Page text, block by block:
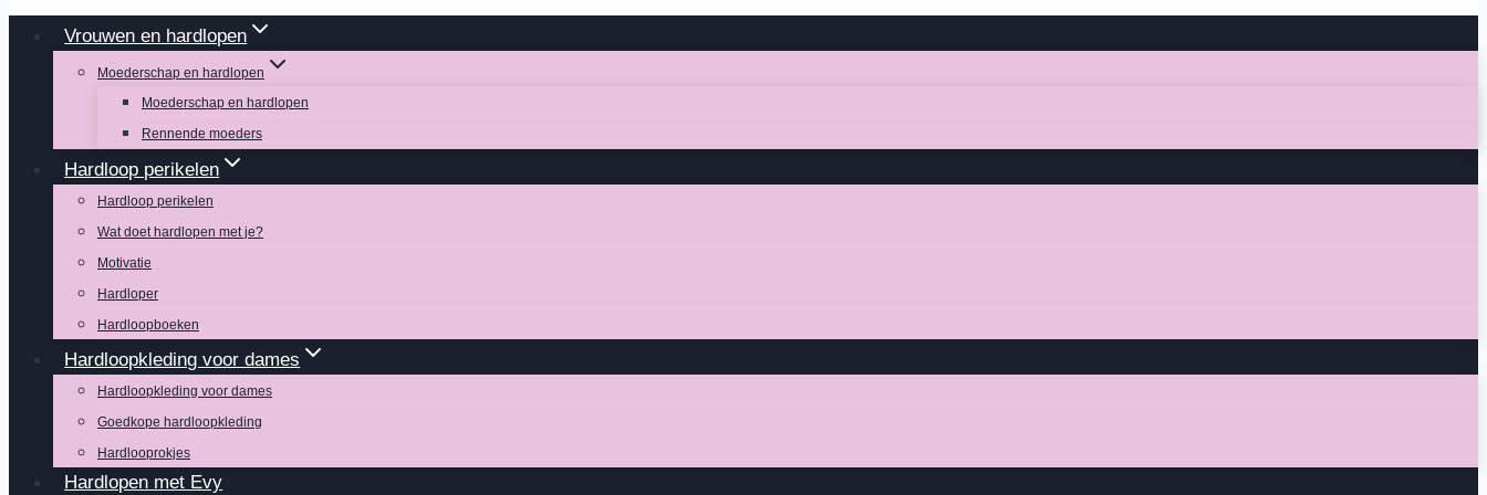
Vrouwen en hardlopen
Moederschap en hardlopen
Moederschap en hardlopen
Rennende moeders
Hardloop perikelen
Hardloop perikelen
Wat doet hardlopen met je?
Motivatie
Hardloper
Hardloopboeken
Hardloopkleding voor dames
Hardloopkleding voor dames
Goedkope hardloopkleding
Hardlooprokjes
Hardlopen met Evy